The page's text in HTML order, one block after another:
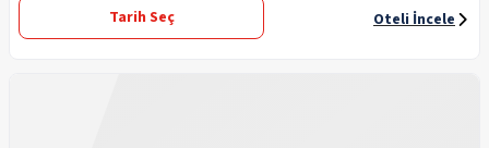
Tarih Seç
Oteli İncele